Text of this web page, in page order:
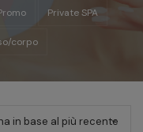
Private SPA
corpo